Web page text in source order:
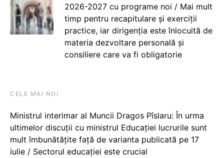
2026-2027 cu programe noi / Mai mult
timp pentru recapitulare și exerciții
practice, iar dirigenția este înlocuită de
materia dezvoltare personală și
consiliere care va fi obligatorie
CELE MAI NOI
Ministrul interimar al Muncii Dragos Pîslaru: În urma
ultimelor discuții cu ministrul Educației lucrurile sunt
mult îmbunătățite față de varianta publicată pe 17
iulie / Sectorul educației este crucial